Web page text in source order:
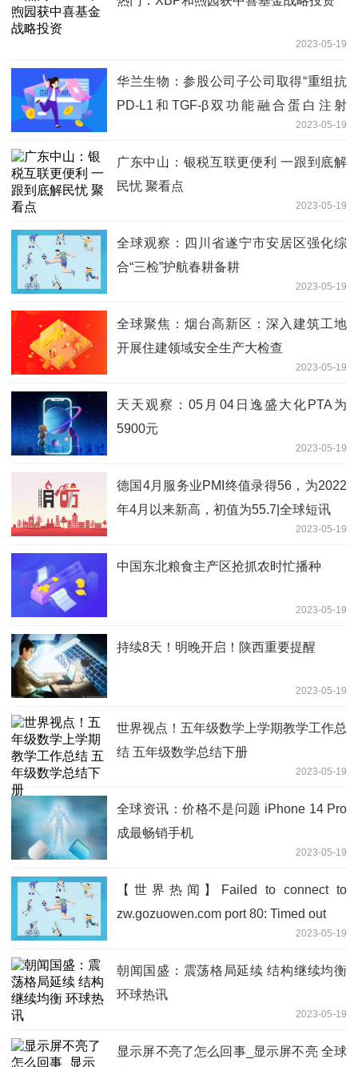
2023-05-19
华兰生物：参股公司子公司取得“重组抗
PD-L1和TGF-β双功能融合蛋白注射
液”药物临床试验批准通知书_天天聚看点
2023-05-19
广东中山：银税互联更便利 一跟到底解
民忧 聚看点
2023-05-19
全球观察：四川省遂宁市安居区强化综
合“三检”护航春耕备耕
2023-05-19
全球聚焦：烟台高新区：深入建筑工地
开展住建领域安全生产大检查
2023-05-19
天天观察：05月04日逸盛大化PTA为
5900元
2023-05-19
德国4月服务业PMI终值录得56，为2022
年4月以来新高，初值为55.7|全球短讯
2023-05-19
中国东北粮食主产区抢抓农时忙播种
2023-05-19
持续8天！明晚开启！陕西重要提醒
2023-05-19
世界视点！五年级数学上学期教学工作总
结 五年级数学总结下册
2023-05-19
全球资讯：价格不是问题 iPhone 14 Pro
成最畅销手机
2023-05-19
【世界热闻】Failed to connect to
zw.gozuowen.com port 80: Timed out
2023-05-19
朝闻国盛：震荡格局延续 结构继续均衡
环球热讯
2023-05-19
显示屏不亮了怎么回事_显示屏不亮 全球